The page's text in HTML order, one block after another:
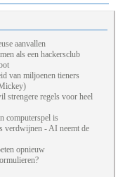
aanvallen
als een hackersclub
van miljoenen tieners
strengere regels voor heel
computerspel is
verdwijnen - AI neemt de
opnieuw